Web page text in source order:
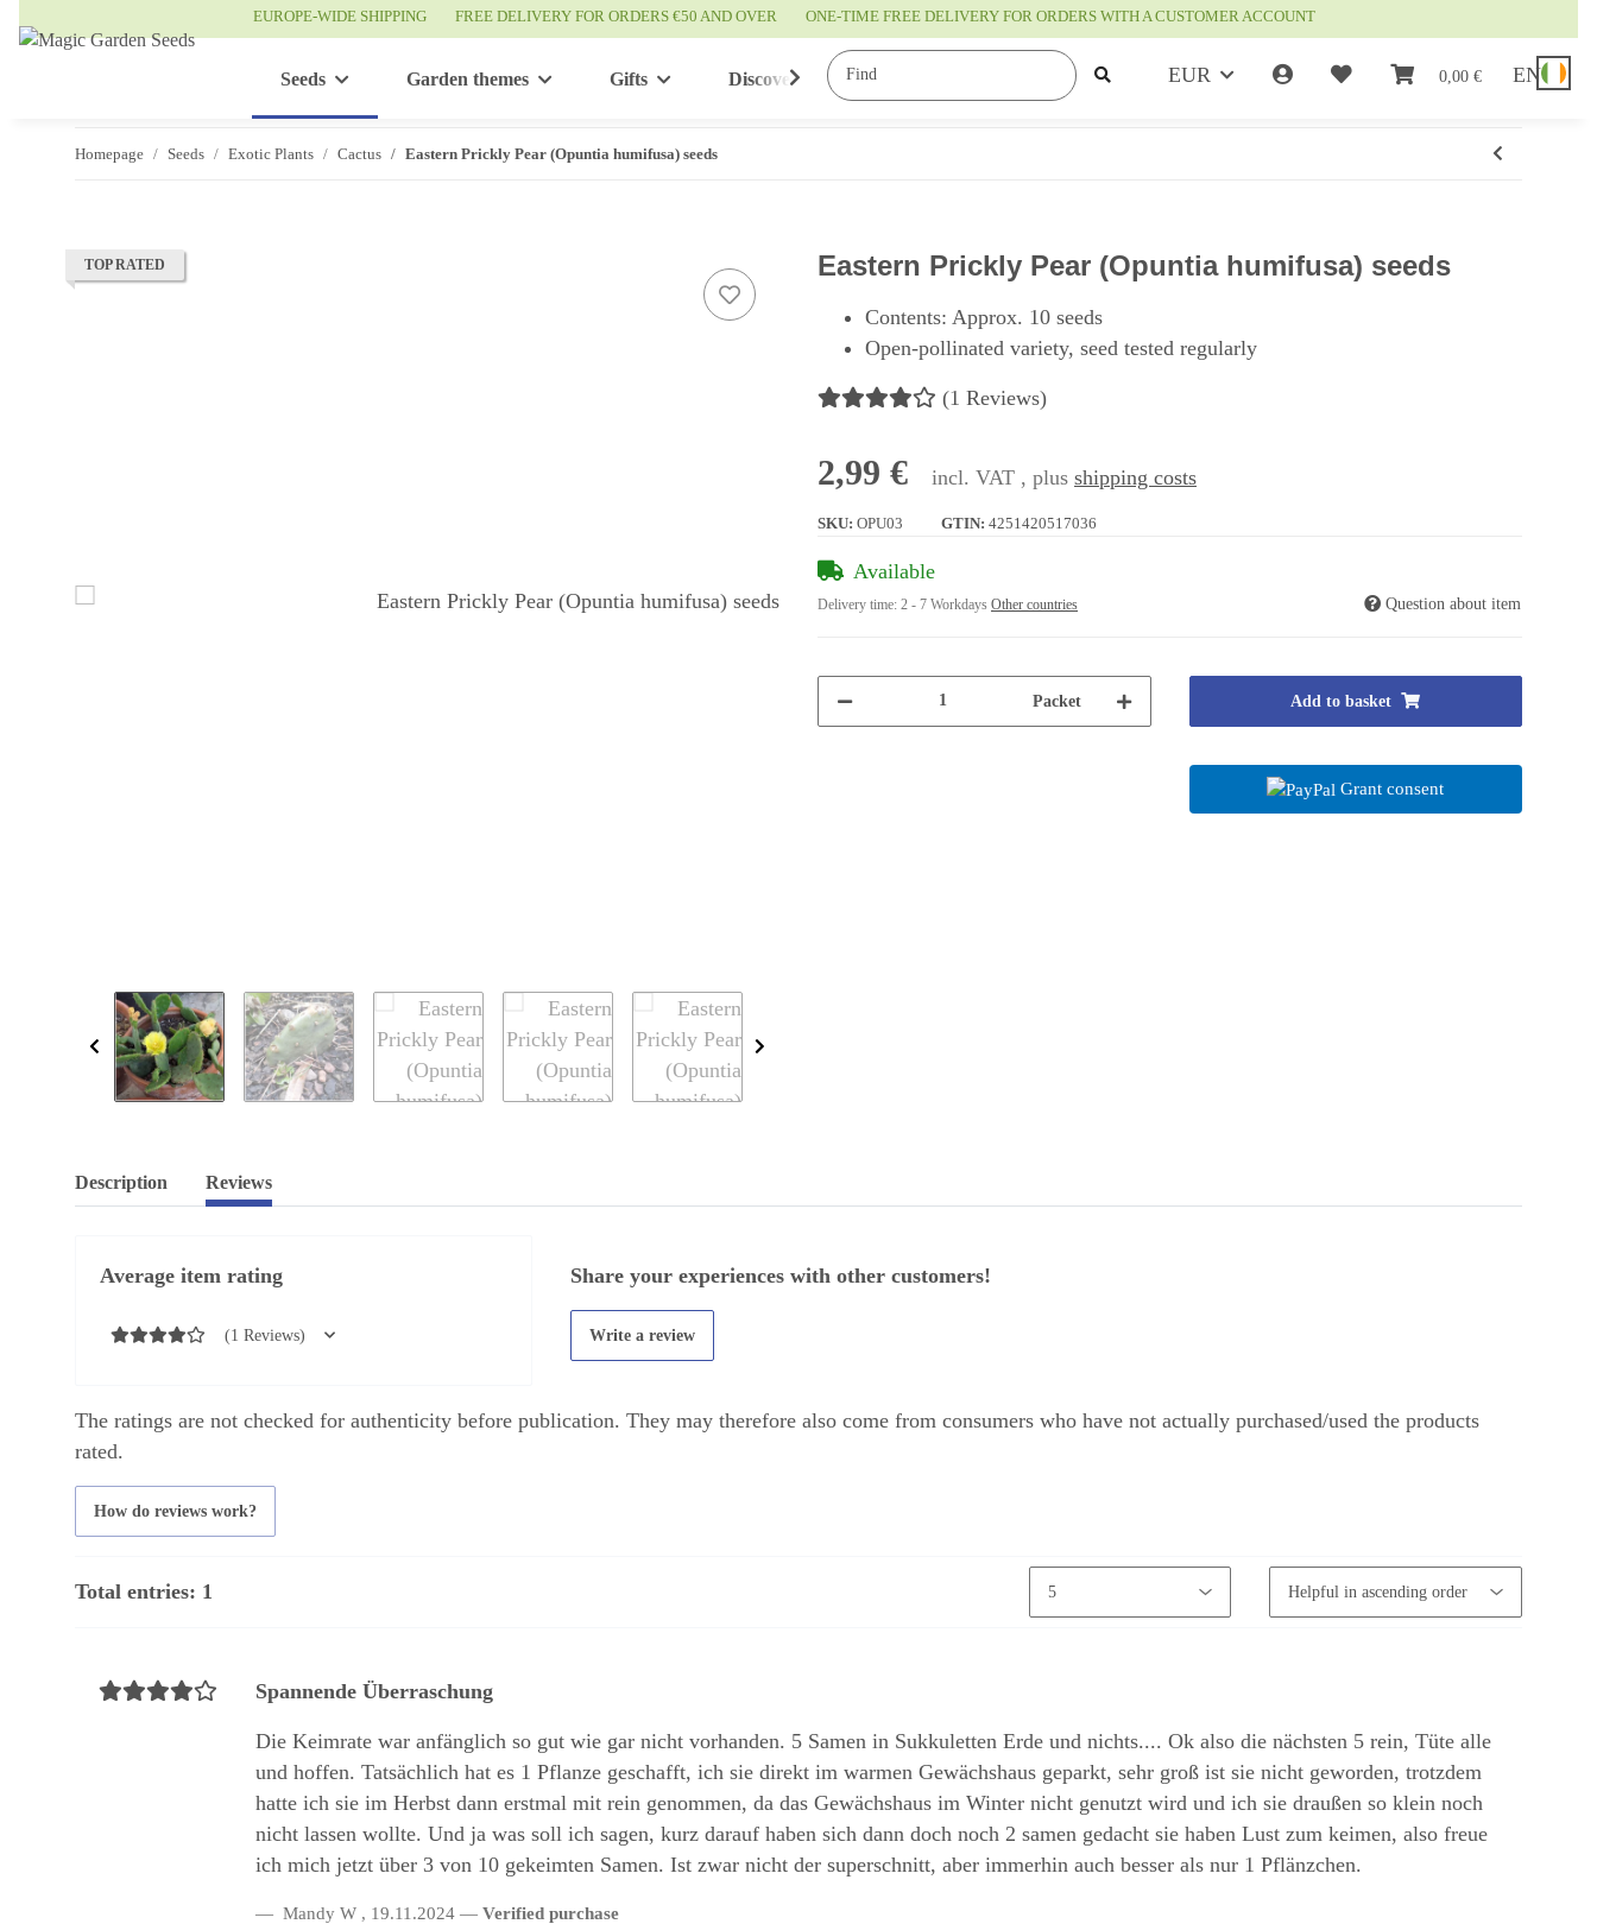
EUROPE-WIDE SHIPPING FREE DELIVERY FOR ORDERS €50 AND OVER ONE-TIME FREE DELIVERY FOR ORDERS WITH A CUSTOMER ACCOUNT
EUR 0,00 € EN
Seeds Garden themes Gifts Discover
Homepage Seeds Exotic Plants Cactus Eastern Prickly Pear (Opuntia humifusa) seeds
TOP RATED Eastern Prickly Pear (Opuntia humifusa) seeds
Contents: Approx. 10 seeds
Open-pollinated variety, seed tested regularly
(1 Reviews)
2,99 € incl. VAT , plus shipping costs
SKU: OPU03 GTIN: 4251420517036
Available
Delivery time: 2 - 7 Workdays Other countries Question about item
Packet Add to basket
Grant consent
Description Reviews
Average item rating
(1 Reviews)
Share your experiences with other customers!
Write a review
The ratings are not checked for authenticity before publication. They may therefore also come from consumers who have not actually purchased/used the products
rated.
How do reviews work?
Total entries: 1
Spannende Überraschung
Die Keimrate war anfänglich so gut wie gar nicht vorhanden. 5 Samen in Sukkuletten Erde und nichts.... Ok also die nächsten 5 rein, Tüte alle
und hoffen. Tatsächlich hat es 1 Pflanze geschafft, ich sie direkt im warmen Gewächshaus geparkt, sehr groß ist sie nicht geworden, trotzdem
hatte ich sie im Herbst dann erstmal mit rein genommen, da das Gewächshaus im Winter nicht genutzt wird und ich sie draußen so klein noch
nicht lassen wollte. Und ja was soll ich sagen, kurz darauf haben sich dann doch noch 2 samen gedacht sie haben Lust zum keimen, also freue
ich mich jetzt über 3 von 10 gekeimten Samen. Ist zwar nicht der superschnitt, aber immerhin auch besser als nur 1 Pflänzchen.
Mandy W , 19.11.2024 Verified purchase